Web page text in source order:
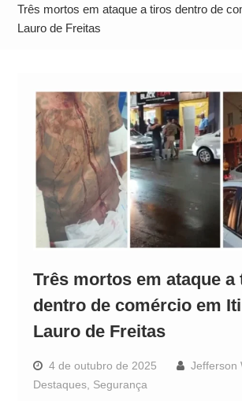
Operação Ágio: Ação policial na
suspeitos e mira rede ligada a ‘Zói
Três mortos em ataque a tiros dentro de
Lauro de Freitas
Três mortos em ataque a
dentro de comércio em
Lauro de Freitas
4 de outubro de 2025
Jefferson
Destaques, Segurança